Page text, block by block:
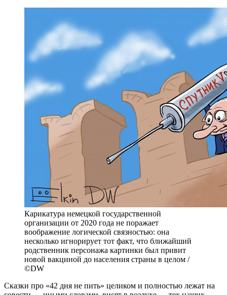
Карикатура немецкой государственной
организации от 2020 года не поражает
воображение логической связностью: она
несколько игнорирует тот факт, что ближайший
родственник персонажа картинки был привит
новой вакциной до населения страны в целом /
©DW
Сказки про «42 дня не пить» целиком и полностью лежат на